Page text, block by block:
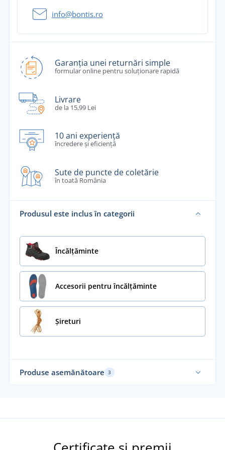
info@bontis.ro
Garanția unei returnări simple
formular online pentru soluționare rapidă
Livrare
de la 15,99 Lei
10 ani experiență
încredere și eficiență
Sute de puncte de coletărie
în toată România
Produsul este inclus în categorii
Încălţăminte
Accesorii pentru încălțăminte
Șireturi
Produse asemănătoare 3